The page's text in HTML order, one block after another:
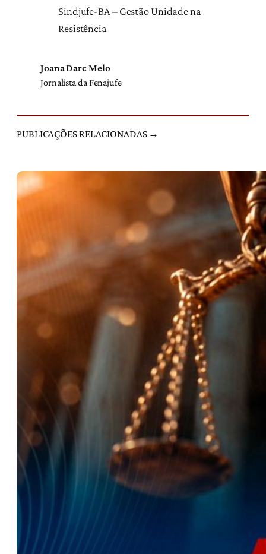
Sindjufe-BA – Gestão Unidade na
Resistência
Joana Darc Melo
Jornalista da Fenajufe
PUBLICAÇÕES RELACIONADAS →